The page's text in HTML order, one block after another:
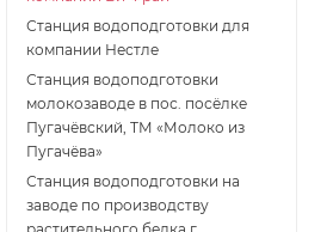
Станция водоподготовки для
компании Нестле
Станция водоподготовки
молокозаводе в пос. посёлке
Пугачёвский, ТМ «Молоко из
Пугачёва»
Станция водоподготовки на
заводе по производству